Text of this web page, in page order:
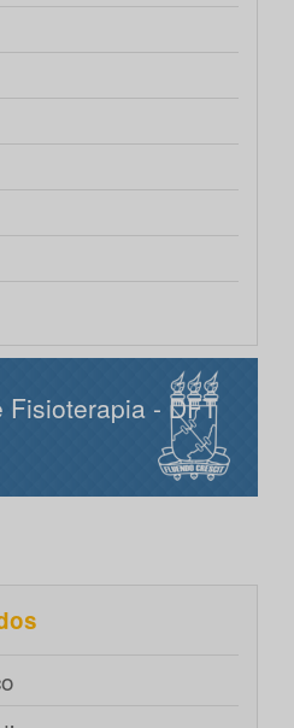
Fisioterapia - DFT